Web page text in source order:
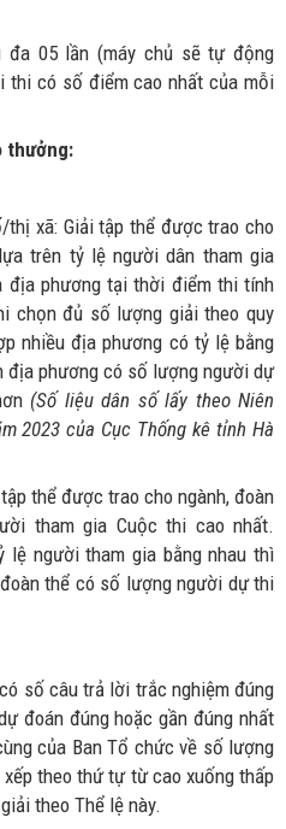
05 lần (máy chủ sẽ tự động
thi có số điểm cao nhất của mỗi
thưởng:
xã: Giải tập thể được trao cho
trên tỷ lệ người dân tham gia
địa phương tại thời điểm thi tính
chọn đủ số lượng giải theo quy
nhiều địa phương có tỷ lệ bằng
địa phương có số lượng người dự
(Số liệu dân số lấy theo Niên
2023 của Cục Thống kê tỉnh Hà
thể được trao cho ngành, đoàn
tham gia Cuộc thi cao nhất.
người tham gia bằng nhau thì
thể có số lượng người dự thi
số câu trả lời trắc nghiệm đúng
đoán đúng hoặc gần đúng nhất
của Ban Tổ chức về số lượng
theo thứ tự từ cao xuống thấp
theo Thể lệ này.